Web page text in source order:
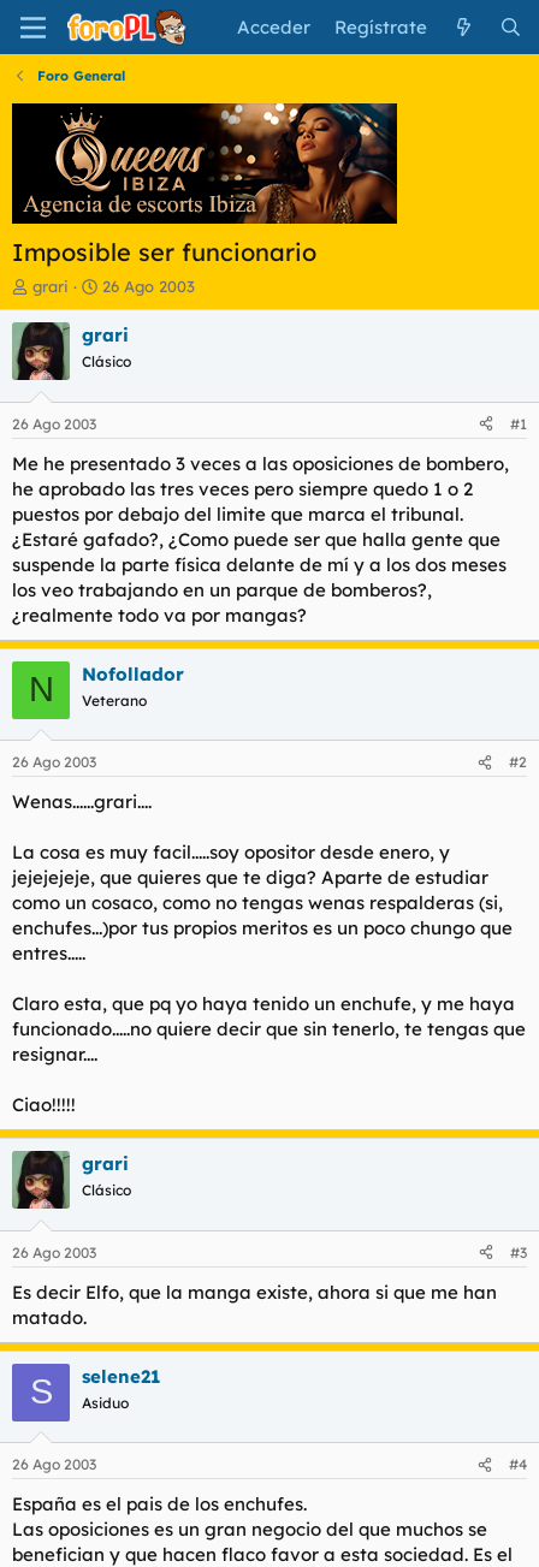
Acceder Regístrate
Foro General
Imposible ser funcionario
I
n
i
c
i
a
d
o
r
e
l
t
e
m
a
grari
F
e
c
a
i
n
c
i
o
26 Ago 2003
grari
Clásico
26 Ago 2003 #1
Me he presentado 3 veces a las oposiciones de bombero,
he aprobado las tres veces pero siempre quedo 1 o 2
puestos por debajo del limite que marca el tribunal.
¿Estaré gafado?, ¿Como puede ser que halla gente que
suspende la parte física delante de mí y a los dos meses
los veo trabajando en un parque de bomberos?,
¿realmente todo va por mangas?
N Nofollador
Veterano
26 Ago 2003 #2
Wenas......grari....
La cosa es muy facil.....soy opositor desde enero, y
jejejejeje, que quieres que te diga? Aparte de estudiar
como un cosaco, como no tengas wenas respalderas (si,
enchufes...)por tus propios meritos es un poco chungo que
entres.....
Claro esta, que pq yo haya tenido un enchufe, y me haya
funcionado.....no quiere decir que sin tenerlo, te tengas que
resignar....
Ciao!!!!!
grari
Clásico
26 Ago 2003 #3
Es decir Elfo, que la manga existe, ahora si que me han
matado.
S selene21
Asiduo
26 Ago 2003 #4
España es el pais de los enchufes.
Las oposiciones es un gran negocio del que muchos se
benefician y que hacen flaco favor a esta sociedad. Es el